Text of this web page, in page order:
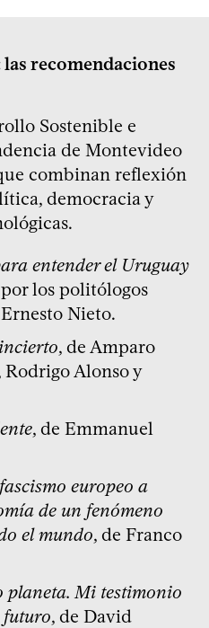
recomendaciones
Sostenible e
de Montevideo
combinan reflexión
democracia y
entender el Uruguay
los politólogos
Nieto.
, de Amparo
Alonso y
, de Emmanuel
europeo a
de un fenómeno
el mundo, de Franco
planeta. Mi testimonio
, de David